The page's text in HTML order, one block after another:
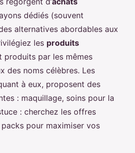
dédiés (souvent
alternatives abordables aux
les produits
produits par les mêmes
des noms célèbres. Les
à eux, proposent des
: maquillage, soins pour la
: cherchez les offres
pour maximiser vos